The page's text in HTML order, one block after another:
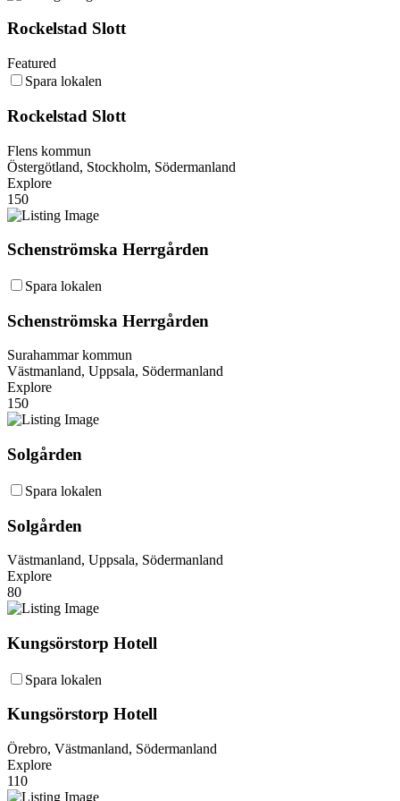
Rockelstad Slott
Featured
Spara lokalen
Rockelstad Slott
Flens kommun
Östergötland, Stockholm, Södermanland
Explore
150
Schenströmska Herrgården
Spara lokalen
Schenströmska Herrgården
Surahammar kommun
Västmanland, Uppsala, Södermanland
Explore
150
Solgården
Spara lokalen
Solgården
Västmanland, Uppsala, Södermanland
Explore
80
Kungsörstorp Hotell
Spara lokalen
Kungsörstorp Hotell
Örebro, Västmanland, Södermanland
Explore
110